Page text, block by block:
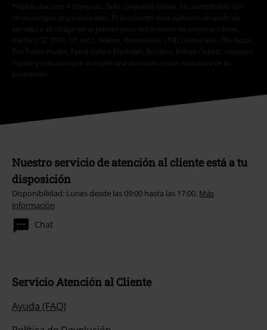
*Válido durante 4 semanas. Solo canjeable online. No combinable con
otros códigos promocionales. El descuento será aplicado después de
introducir el código en el primer paso del proceso de compra. Libros,
media (CD, DVD, LP, etc.), tickets, Rammstein, (Till) Lindemann, Die Ärzte,
Die Toten Hosen, Feine Sahne Fischfilet, Broilers, Böhse Onkelz, cheques-
regalo y artículos que incluyen una donación están excluidos de la
promoción.
Nuestro servicio de atención al cliente está a tu
disposición
Disponibilidad: Lunes desde las 09:00 hasta las 17:00. Más
información
Chat
Servicio Atención al Cliente
Ayuda (FAQ)